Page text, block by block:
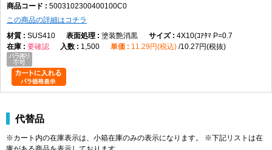
5003102300400100C0
この商品の詳細はコチラ
SUS410
塗装艶消黒
4X10(ｺｱﾀﾏ P=0.7
要確認
1,500 11.29円(税込) 10.27円(税抜)
代替品
※カート内の在庫表示は、小箱在庫のみの表示になります。 ※下記リストは在